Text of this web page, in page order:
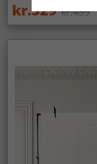
kr.329 kr.439